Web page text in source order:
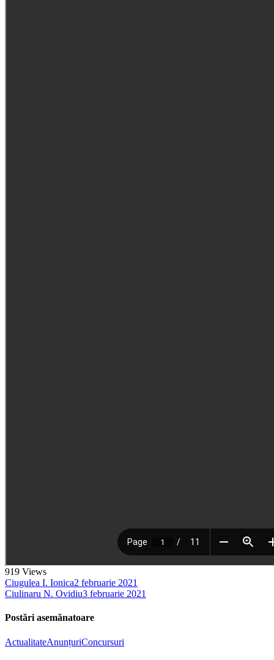
919 Views
Ciugulea I. Ionica2 februarie 2021
Ciulinaru N. Ovidiu3 februarie 2021
Postări asemănatoare
ActualitateAnunțuriConcursuri